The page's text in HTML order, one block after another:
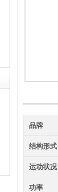
品牌
结构形式
运动状况
功率